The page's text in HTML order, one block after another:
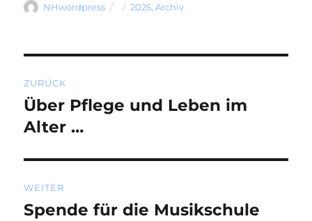
Autor
NHwordpress
Veröffentlicht
Kategorien
2025,Archiv
ZURÜCK
Vorheriger
Beitrag:
Über Pflege und Leben im
Alter …
WEITER
Nächster
Spende für die Musikschule